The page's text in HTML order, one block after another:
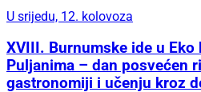
U srijedu, 12. kolovoza
XVIII. Burnumske ide u Eko
Puljanima – dan posvećen
gastronomiji i učenju kroz